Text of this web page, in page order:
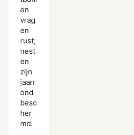
en
vrag
en
rust;
nest
en
zijn
jaarr
ond
besc
her
md.